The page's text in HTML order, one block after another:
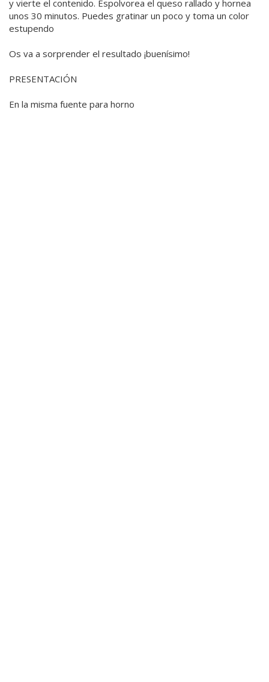
y vierte el contenido. Espolvorea el queso rallado y hornea
unos 30 minutos. Puedes gratinar un poco y toma un color
estupendo
Os va a sorprender el resultado ¡buenísimo!
PRESENTACIÓN
En la misma fuente para horno